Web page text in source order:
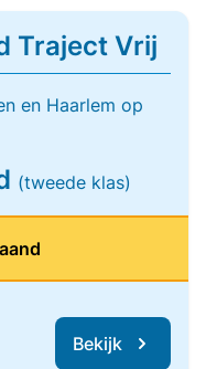
Traject Vrij
en Haarlem op
(tweede klas)
Bekijk